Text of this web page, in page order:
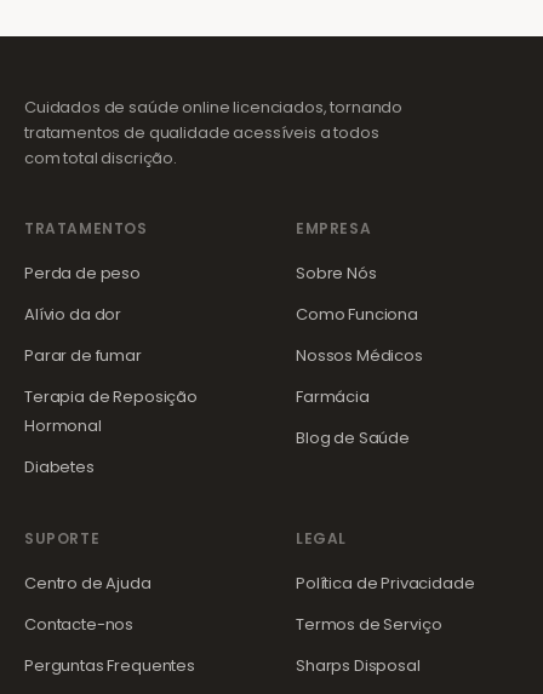
Cuidados de saúde online licenciados, tornando
tratamentos de qualidade acessíveis a todos
com total discrição.
TRATAMENTOS
Perda de peso
Alívio da dor
Parar de fumar
Terapia de Reposição
Hormonal
Diabetes
EMPRESA
Sobre Nós
Como Funciona
Nossos Médicos
Farmácia
Blog de Saúde
SUPORTE
Centro de Ajuda
Contacte-nos
Perguntas Frequentes
LEGAL
Política de Privacidade
Termos de Serviço
Sharps Disposal